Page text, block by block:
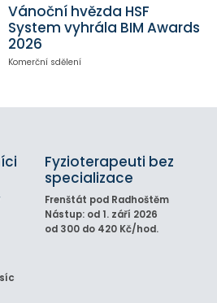
Vánoční hvězda HSF
System vyhrála BIM Awards
2026
Komerční sdělení
Fyzioterapeuti bez
specializace
Frenštát pod Radhoštěm
Nástup: od 1. září 2026
od 300 do 420 Kč/hod.